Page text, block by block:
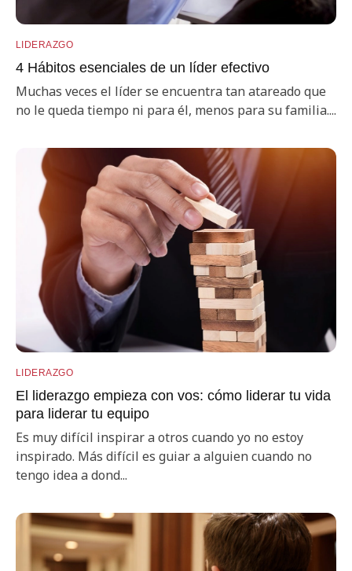
LIDERAZGO
4 Hábitos esenciales de un líder efectivo
Muchas veces el líder se encuentra tan atareado que
no le queda tiempo ni para él, menos para su familia....
LIDERAZGO
El liderazgo empieza con vos: cómo liderar tu vida
para liderar tu equipo
Es muy difícil inspirar a otros cuando yo no estoy
inspirado. Más difícil es guiar a alguien cuando no
tengo idea a dond...